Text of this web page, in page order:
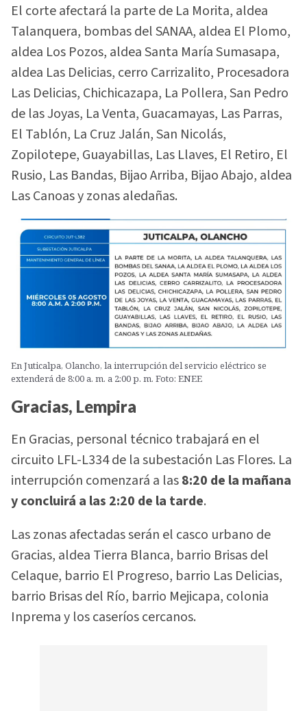
El corte afectará la parte de La Morita, aldea
Talanquera, bombas del SANAA, aldea El Plomo,
aldea Los Pozos, aldea Santa María Sumasapa,
aldea Las Delicias, cerro Carrizalito, Procesadora
Las Delicias, Chichicazapa, La Pollera, San Pedro
de las Joyas, La Venta, Guacamayas, Las Parras,
El Tablón, La Cruz Jalán, San Nicolás,
Zopilotepe, Guayabillas, Las Llaves, El Retiro, El
Rusio, Las Bandas, Bijao Arriba, Bijao Abajo, aldea
Las Canoas y zonas aledañas.
En Juticalpa, Olancho, la interrupción del servicio eléctrico se
extenderá de 8:00 a. m. a 2:00 p. m. Foto: ENEE
Gracias, Lempira
En Gracias, personal técnico trabajará en el
circuito LFL-L334 de la subestación Las Flores. La
interrupción comenzará a las8:20 de la mañana
y concluirá a las 2:20 de la tarde.
Las zonas afectadas serán el casco urbano de
Gracias, aldea Tierra Blanca, barrio Brisas del
Celaque, barrio El Progreso, barrio Las Delicias,
barrio Brisas del Río, barrio Mejicapa, colonia
Inprema y los caseríos cercanos.